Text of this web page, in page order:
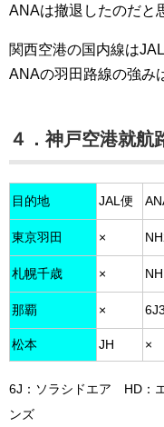
ANAは撤退したのだと
関西空港の国内線は
ANAの羽田路線の強み
４．神戸空港就航
目的地 JAL便
東京羽田 ×
札幌千歳 ×
那覇 × 6J3
松本 JH ×
6J：ソラシドエア HD：
ンズ